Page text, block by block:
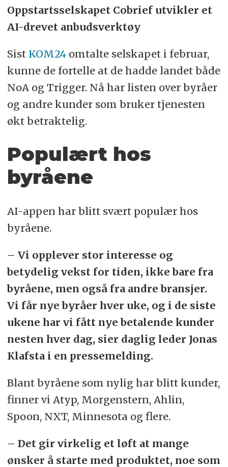
Oppstartsselskapet Cobrief utvikler et
AI-drevet anbudsverktøy
Sist KOM24omtalte selskapet i februar,
kunne de fortelle at de hadde landet både
NoA og Trigger. Nå har listen over byråer
og andre kunder som bruker tjenesten
økt betraktelig.
Populært hos
byråene
AI-appen har blitt svært populær hos
byråene.
– Vi opplever stor interesse og
betydelig vekst for tiden, ikke bare fra
byråene, men også fra andre bransjer.
Vi får nye byråer hver uke, og i de siste
ukene har vi fått nye betalende kunder
nesten hver dag, sier daglig leder Jonas
Klafsta i en pressemelding.
Blant byråene som nylig har blitt kunder,
finner vi Atyp, Morgenstern, Ahlin,
Spoon, NXT, Minnesota og flere.
– Det gir virkelig et løft at mange
ønsker å starte med produktet, noe som